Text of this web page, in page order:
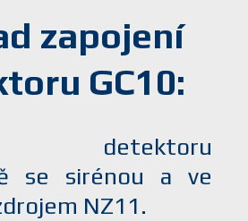
zapojení
GC10:
detektoru
se sirénou a ve
NZ11.